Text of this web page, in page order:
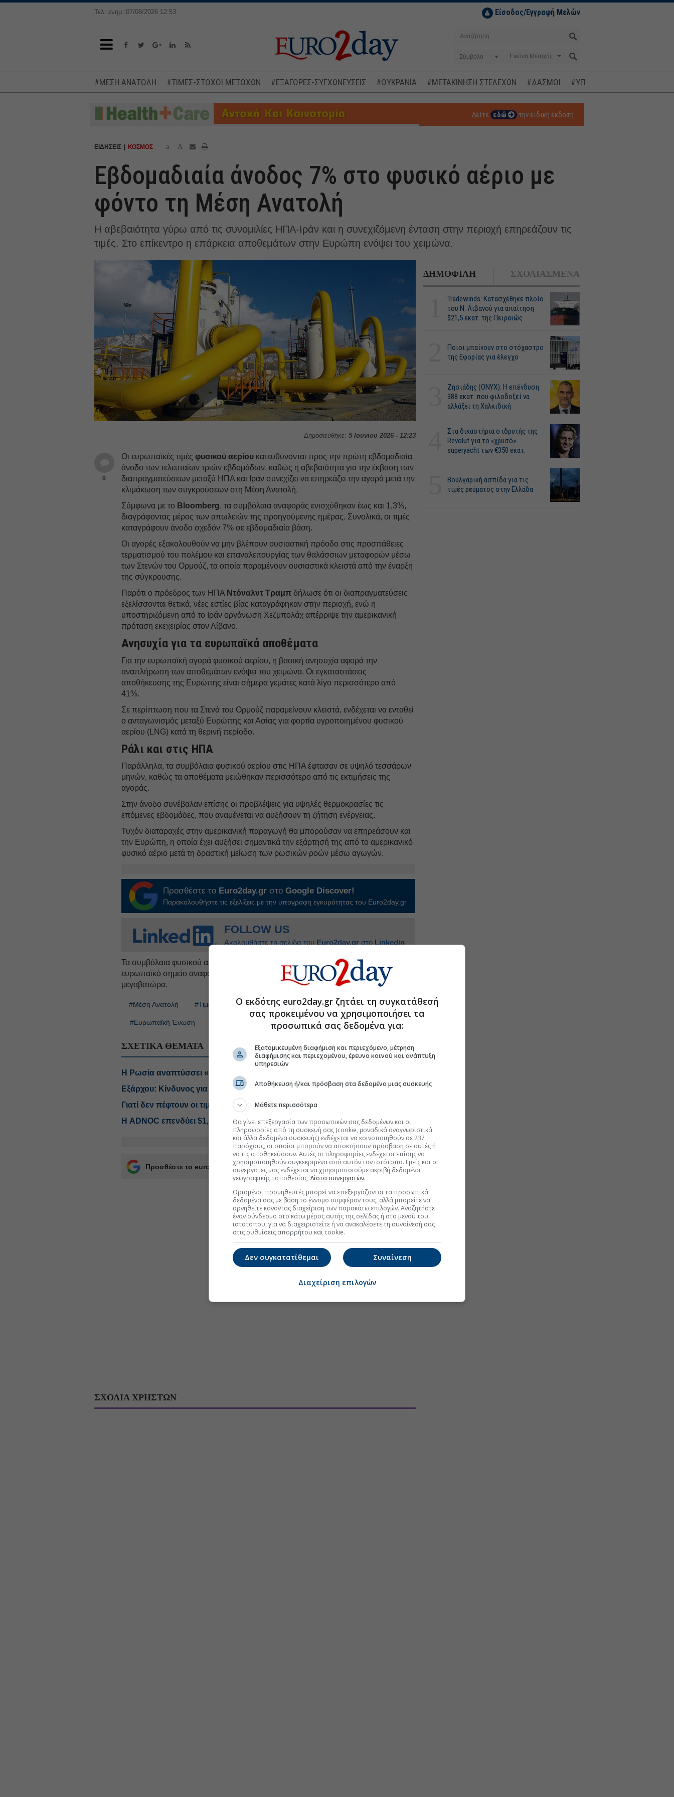
Τελ. ενημ.:07/08/2026 12:53 Είσοδος/Εγγραφή Μελών
Σύμβολο
#ΜΕΣΗ ΑΝΑΤΟΛΗ #ΤΙΜΕΣ-ΣΤΟΧΟΙ ΜΕΤΟΧΩΝ #ΕΞΑΓΟΡΕΣ-ΣΥΓΧΩΝΕΥΣΕΙΣ #ΟΥΚΡΑΝΙΑ #ΜΕΤΑΚΙΝΗΣΗ ΣΤΕΛΕΧΩΝ #ΔΑΣΜΟΙ #ΥΠΟΚΛΟΠΕΣ
Δείτε εδώ την ειδική έκδοση
ΕΙΔΗΣΕΙΣ ΚΟΣΜΟΣ a A
Εβδομαδιαία άνοδος 7% στο φυσικό αέριο με
φόντο τη Μέση Ανατολή
Η αβεβαιότητα γύρω από τις συνομιλίες ΗΠΑ-Ιράν και η συνεχιζόμενη ένταση στην περιοχή επηρεάζουν τις
τιμές. Στο επίκεντρο η επάρκεια αποθεμάτων στην Ευρώπη ενόψει του χειμώνα.
Δημοσιεύθηκε: 5 Ιουνίου 2026 - 12:23
0
Οι ευρωπαϊκές τιμέςφυσικού αερίου κατευθύνονται προς την πρώτη εβδομαδιαία
άνοδο των τελευταίων τριών εβδομάδων, καθώς η αβεβαιότητα για την έκβαση των
διαπραγματεύσεων μεταξύ ΗΠΑ και Ιράν συνεχίζει να επηρεάζει την αγορά μετά την
κλιμάκωση των συγκρούσεων στη Μέση Ανατολή.
Σύμφωνα με το Bloomberg, τα συμβόλαια αναφοράς ενισχύθηκαν έως και 1,3%,
διαγράφοντας μέρος των απωλειών της προηγούμενης ημέρας. Συνολικά, οι τιμές
καταγράφουν άνοδο σχεδόν 7% σε εβδομαδιαία βάση.
Οι αγορές εξακολουθούν να μην βλέπουν ουσιαστική πρόοδο στις προσπάθειες
τερματισμού του πολέμου και επαναλειτουργίας των θαλάσσιων μεταφορών μέσω
των Στενών του Ορμούζ, τα οποία παραμένουν ουσιαστικά κλειστά από την έναρξη
της σύγκρουσης.
Παρότι ο πρόεδρος των ΗΠΑ Ντόναλντ Τραμπ δήλωσε ότι οι διαπραγματεύσεις
εξελίσσονται θετικά, νέες εστίες βίας καταγράφηκαν στην περιοχή, ενώ η
υποστηριζόμενη από το Ιράν οργάνωση Χεζμπολάχ απέρριψε την αμερικανική
πρόταση εκεχειρίας στον Λίβανο.
Ανησυχία για τα ευρωπαϊκά αποθέματα
Για την ευρωπαϊκή αγορά φυσικού αερίου, η βασική ανησυχία αφορά την
αναπλήρωση των αποθεμάτων ενόψει του χειμώνα. Οι εγκαταστάσεις
αποθήκευσης της Ευρώπης είναι σήμερα γεμάτες κατά λίγο περισσότερο από
41%.
Σε περίπτωση που τα Στενά του Ορμούζ παραμείνουν κλειστά, ενδέχεται να ενταθεί
ο ανταγωνισμός μεταξύ Ευρώπης και Ασίας για φορτία υγροποιημένου φυσικού
αερίου (LNG) κατά τη θερινή περίοδο.
Ράλι και στις ΗΠΑ
Παράλληλα, τα συμβόλαια φυσικού αερίου στις ΗΠΑ έφτασαν σε υψηλό τεσσάρων
μηνών, καθώς τα αποθέματα μειώθηκαν περισσότερο από τις εκτιμήσεις της
αγοράς.
Στην άνοδο συνέβαλαν επίσης οι προβλέψεις για υψηλές θερμοκρασίες τις
επόμενες εβδομάδες, που αναμένεται να αυξήσουν τη ζήτηση ενέργειας.
Τυχόν διαταραχές στην αμερικανική παραγωγή θα μπορούσαν να επηρεάσουν και
την Ευρώπη, η οποία έχει αυξήσει σημαντικά την εξάρτησή της από το αμερικανικό
φυσικό αέριο μετά τη δραστική μείωση των ρωσικών ροών μέσω αγωγών.
Προσθέστε το Euro2day.gr στοGoogle Discover!
Παρακολουθήστε τις εξελίξεις με την υπογραφη εγκυρότητας του Euro2day.gr
FOLLOW US
Ακολουθήστε τη σελίδα του Euro2day.gr στο Linkedin
Τα συμβόλαια φυσικού αερίου πρώτου μήνα στην Ολλανδία, που αποτελούν το
ευρωπαϊκό σημείο αναφοράς, ενισχύονταν κατά 0,4
% στα 48,94 ευρώ ανά
μεγαβατώρα.
#Μέση Ανατολή #Τιμές καυσίμων #Φυσικό αέριο, LNG
#Ευρωπαϊκή Ένωση
ΣΧΕΤΙΚΑ ΘΕΜΑΤΑ
Η Ρωσία αναπτύσσει «σκιώδη στόλο» μεταφοράς LNG
Εξάρχου: Κίνδυνος για νέα κρίση τιμών τον χειμώνα σε αέριο και ρεύμα
Γιατί δεν πέφτουν οι τιμές της βενζίνης στις αντλίες
Η ADNOC επενδύει $1,3 δισ. σε τάνκερ
Προσθέστε το euro2day.gr στο Discover
ΔΗΜΟΦΙΛΗ ΣΧΟΛΙΑΣΜΕΝΑ
Tradewinds: Κατασχέθηκε πλοίο
του Ν. Λιβανού για απαίτηση
$21,5 εκατ. της Πειραιώς
Ποιοι μπαίνουν στο στόχαστρο
της Εφορίας για έλεγχο
Ζησιάδης (ONYX): Η επένδυση
388 εκατ. που φιλοδοξεί να
αλλάξει τη Χαλκιδική
Στα δικαστήρια ο ιδρυτής της
Revolut για το «χρυσό»
superyacht των €350 εκατ.
Βουλγαρική ασπίδα για τις
τιμές ρεύματος στην Ελλάδα
ΣΧΟΛΙΑ ΧΡΗΣΤΩΝ
Ο εκδότης euro2day.gr ζητάει τη συγκατάθεσή
σας προκειμένου να χρησιμοποιήσει τα
προσωπικά σας δεδομένα για:
Εξατομικευμένη διαφήμιση και περιεχόμενο, μέτρηση
διαφήμισης και περιεχομένου, έρευνα κοινού και ανάπτυξη
υπηρεσιών
Αποθήκευση ή/και πρόσβαση στα δεδομένα μιας συσκευής
Μάθετε περισσότερα
Θα γίνει επεξεργασία των προσωπικών σας δεδομένων και οι
πληροφορίες από τη συσκευή σας (cookie, μοναδικά αναγνωριστικά
και άλλα δεδομένα συσκευής) ενδέχεται να κοινοποιηθούν σε 237
παρόχους, οι οποίοι μπορούν να αποκτήσουν πρόσβαση σε αυτές ή
να τις αποθηκεύσουν. Αυτές οι πληροφορίες ενδέχεται επίσης να
χρησιμοποιηθούν συγκεκριμένα από αυτόν τον ιστότοπο. Εμείς και οι
συνεργάτες μας ενδέχεται να χρησιμοποιούμε ακριβή δεδομένα
γεωγραφικής τοποθεσίας. Λίστα συνεργατών.
Ορισμένοι προμηθευτές μπορεί να επεξεργάζονται τα προσωπικά
δεδομένα σας με βάση το έννομο συμφέρον τους, αλλά μπορείτε να
αρνηθείτε κάνοντας διαχείριση των παρακάτω επιλογών. Αναζητήστε
έναν σύνδεσμο στο κάτω μέρος αυτής της σελίδας ή στο μενού του
ιστοτόπου, για να διαχειριστείτε ή να ανακαλέσετε τη συναίνεσή σας
στις ρυθμίσεις απορρήτου και cookie.
Συναίνεση
Δεν συγκατατίθεμαι
Διαχείριση επιλογών